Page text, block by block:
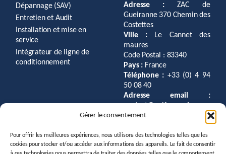
Gérer le consentement
Pour offrir les meilleures expériences, nous utilisons des technologies telles que les
cookies pour stocker et/ou accéder aux informations des appareils. Le fait de consentir
Dépannage (SAV)
Entretien et Audit
Installation et mise en
service
Intégrateur de ligne de
conditionnement
Adresse :ZAC de
Gueiranne 370 Chemin des
Costettes
Ville :Le Cannet des
maures
Code Postal : 83340
Pays : France
Téléphone : +33 (0) 4 94
50 08 40
Adresse email :
contact@gaifrance.fr